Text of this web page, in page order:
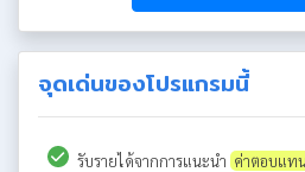
จุดเด่นของโปรแกรมนี้
รับรายได้จากการแนะนำ ค่าตอบแท